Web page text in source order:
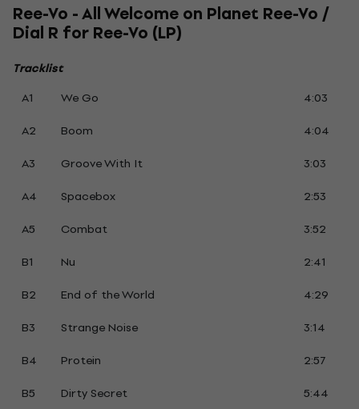
Ree-Vo - All Welcome on Planet Ree-Vo /
Dial R for Ree-Vo (LP)
Tracklist
A1
We Go
4:03
A2
Boom
4:04
A3
Groove With It
3:03
A4
Spacebox
2:53
A5
Combat
3:52
B1
Nu
2:41
B2
End of the World
4:29
B3
Strange Noise
3:14
B4
Protein
2:57
B5
Dirty Secret 5:44